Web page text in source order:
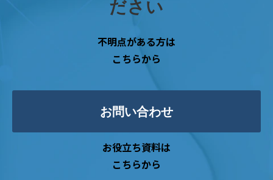
ださい
不明点がある方は
こちらから
お問い合わせ
お役立ち資料は
こちらから